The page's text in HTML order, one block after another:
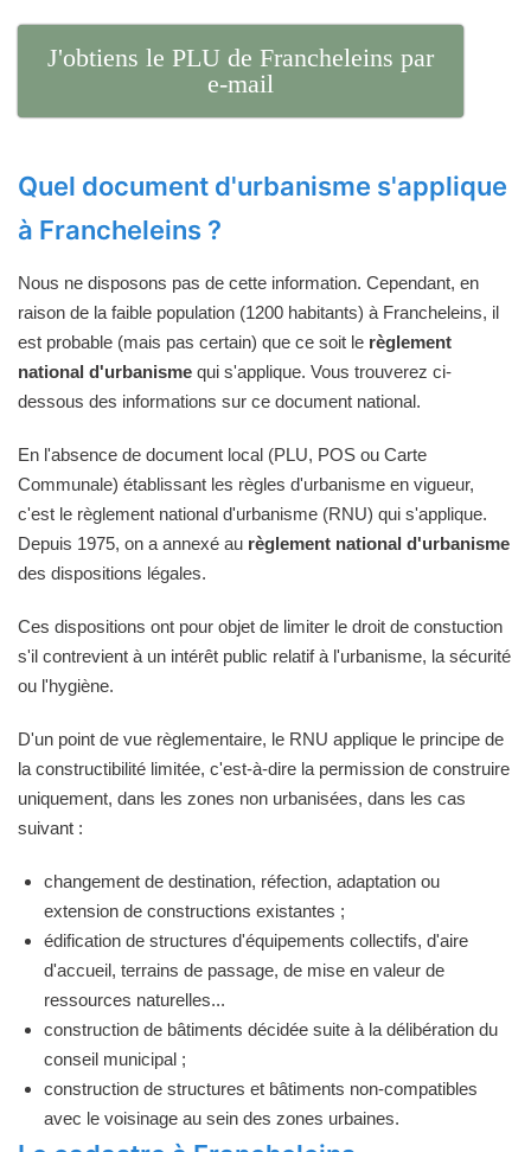
J'obtiens le PLU de Francheleins par
e-mail
Quel document d'urbanisme s'applique
à Francheleins ?
Nous ne disposons pas de cette information. Cependant, en
raison de la faible population (1200 habitants) à Francheleins, il
est probable (mais pas certain) que ce soit le règlement
national d'urbanisme qui s'applique. Vous trouverez ci-
dessous des informations sur ce document national.
En l'absence de document local (PLU, POS ou Carte
Communale) établissant les règles d'urbanisme en vigueur,
c'est le règlement national d'urbanisme (RNU) qui s'applique.
Depuis 1975, on a annexé au règlement national d'urbanisme
des dispositions légales.
Ces dispositions ont pour objet de limiter le droit de constuction
s'il contrevient à un intérêt public relatif à l'urbanisme, la sécurité
ou l'hygiène.
D'un point de vue règlementaire, le RNU applique le principe de
la constructibilité limitée, c'est-à-dire la permission de construire
uniquement, dans les zones non urbanisées, dans les cas
suivant :
changement de destination, réfection, adaptation ou
extension de constructions existantes ;
édification de structures d'équipements collectifs, d'aire
d'accueil, terrains de passage, de mise en valeur de
ressources naturelles...
construction de bâtiments décidée suite à la délibération du
conseil municipal ;
construction de structures et bâtiments non-compatibles
avec le voisinage au sein des zones urbaines.